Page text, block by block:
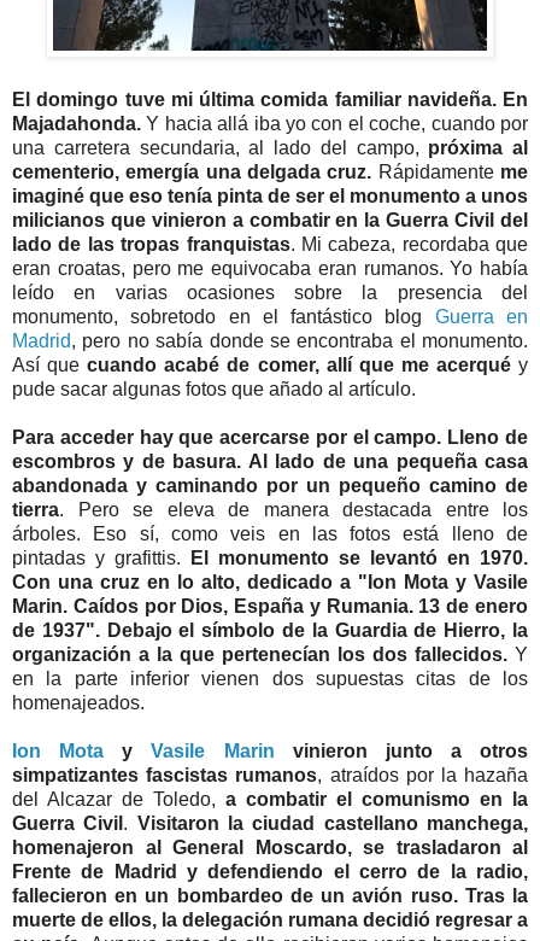
El domingo tuve mi última comida familiar navideña. En
Majadahonda. Y hacia allá iba yo con el coche, cuando por
una carretera secundaria, al lado del campo, próxima al
cementerio, emergía una delgada cruz. Rápidamente me
imaginé que eso tenía pinta de ser el monumento a unos
milicianos que vinieron a combatir en la Guerra Civil del
lado de las tropas franquistas. Mi cabeza, recordaba que
eran croatas, pero me equivocaba eran rumanos. Yo había
leído en varias ocasiones sobre la presencia del
monumento, sobretodo en el fantástico blog Guerra en
Madrid, pero no sabía donde se encontraba el monumento.
Así quecuando acabé de comer, allí que me acerquéy
pude sacar algunas fotos que añado al artículo.
Para acceder hay que acercarse por el campo. Lleno de
escombros y de basura. Al lado de una pequeña casa
abandonada y caminando por un pequeño camino de
tierra. Pero se eleva de manera destacada entre los
árboles. Eso sí, como veis en las fotos está lleno de
pintadas y grafittis.
El monumento se levantó en 1970.
Con una cruz en lo alto, dedicado a "Ion Mota y Vasile
Marin. Caídos por Dios, España y Rumania. 13 de enero
de 1937". Debajo el símbolo de la Guardia de Hierro, la
organización a la que pertenecían los dos fallecidos. Y
en la parte inferior vienen dos supuestas citas de los
homenajeados.
Ion Mota yVasile Marin vinieron junto a otros
simpatizantes fascistas rumanos, atraídos por la hazaña
del Alcazar de Toledo, a combatir el comunismo en la
Guerra Civil . Visitaron la ciudad castellano manchega,
homenajeron al General Moscardo, se trasladaron al
Frente de Madrid y defendiendo el cerro de la radio,
fallecieron en un bombardeo de un avión ruso. Tras la
muerte de ellos, la delegación rumana decidió regresar a